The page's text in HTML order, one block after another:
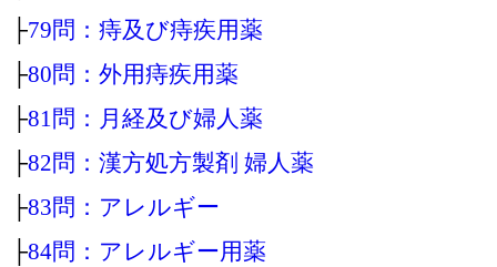
├79問：痔及び痔疾用薬
├80問：外用痔疾用薬
├81問：月経及び婦人薬
├82問：漢方処方製剤 婦人薬
├83問：アレルギー
├84問：アレルギー用薬